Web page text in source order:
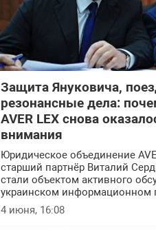
Защита Януковича,
резонансные дела:
AVER LEX снова
внимания
Юридическое объединение
старший партнёр Виталий
стали объектом активного
украинском информационном
4 июня, 16:08